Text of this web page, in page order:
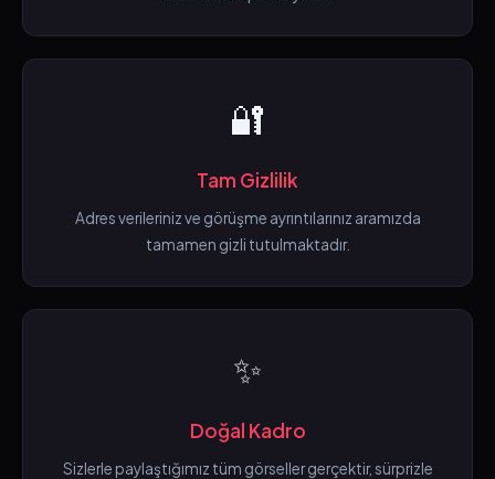
🔐
Tam Gizlilik
Adres verileriniz ve görüşme ayrıntılarınız aramızda
tamamen gizli tutulmaktadır.
✨
Doğal Kadro
Sizlerle paylaştığımız tüm görseller gerçektir, sürprizle